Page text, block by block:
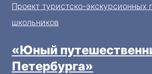
Проект туристско-экскурсионных
школьников
«Юный
Петербурга»